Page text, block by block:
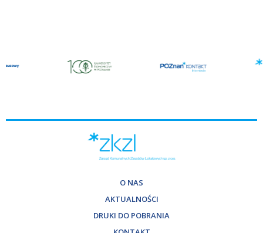
O NAS
AKTUALNOŚCI
DRUKI DO POBRANIA